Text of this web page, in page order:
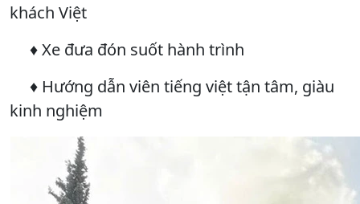
khách Việt
♦ Xe đưa đón suốt hành trình
♦ Hướng dẫn viên tiếng việt tận tâm, giàu
kinh nghiệm